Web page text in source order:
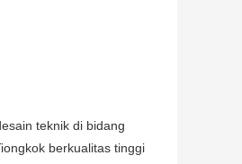
teknik di bidang
berkualitas tinggi